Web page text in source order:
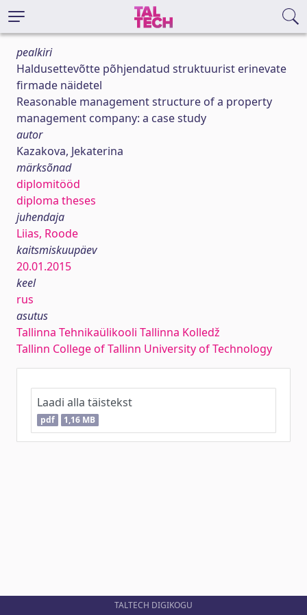
pealkiri
Haldusettevõtte põhjendatud struktuurist erinevate
firmade näidetel
Reasonable management structure of a property
management company: a case study
autor
Kazakova, Jekaterina
märksõnad
diplomitööd
diploma theses
juhendaja
Liias, Roode
kaitsmiskuupäev
20.01.2015
keel
rus
asutus
Tallinna Tehnikaülikooli Tallinna Kolledž
Tallinn College of Tallinn University of Technology
Laadi alla täistekst
pdf 1,16 MB
TALTECH DIGIKOGU